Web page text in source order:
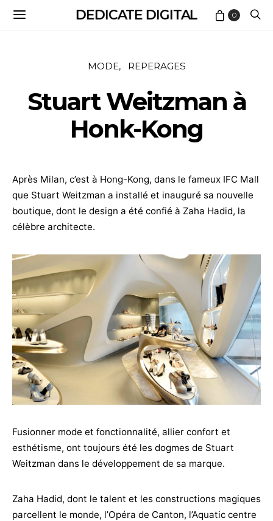
DEDICATE DIGITAL 0
MODE REPERAGES
Stuart Weitzman à
Honk-Kong
Après Milan, c’est à Hong-Kong, dans le fameux IFC Mall
que Stuart Weitzman a installé et inauguré sa nouvelle
boutique, dont le design a été confié à Zaha Hadid, la
célèbre architecte.
Fusionner mode et fonctionnalité, allier confort et
esthétisme, ont toujours été les dogmes de Stuart
Weitzman dans le développement de sa marque.
Zaha Hadid, dont le talent et les constructions magiques
parcellent le monde, l’Opéra de Canton, l’Aquatic centre